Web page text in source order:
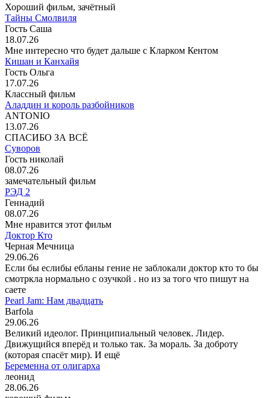
Хороший фильм, зачётный
Тайны Смолвиля
Гость Саша
18.07.26
Мне интересно что будет дальше с Кларком Кентом
Кишан и Канхайя
Гость Ольга
17.07.26
Классный фильм
Аладдин и король разбойников
ANTONIO
13.07.26
СПАСИБО ЗА ВСЁ
Суворов
Гость николай
08.07.26
замечательный фильм
РЭД 2
Геннадий
08.07.26
Мне нравится этот фильм
Доктор Кто
Черная Мечница
29.06.26
Если бы еслибы ебланы гение не заблокали доктор кто то бы
смотркла нормально с озучкой . но из за того что пишут на
саете
Pearl Jam: Нам двадцать
Barfola
29.06.26
Великий идеолог. Принципиальный человек. Лидер.
Движущийся вперёд и только так. За мораль. За доброту
(которая спасёт мир). И ещё
Беременна от олигарха
леонид
28.06.26